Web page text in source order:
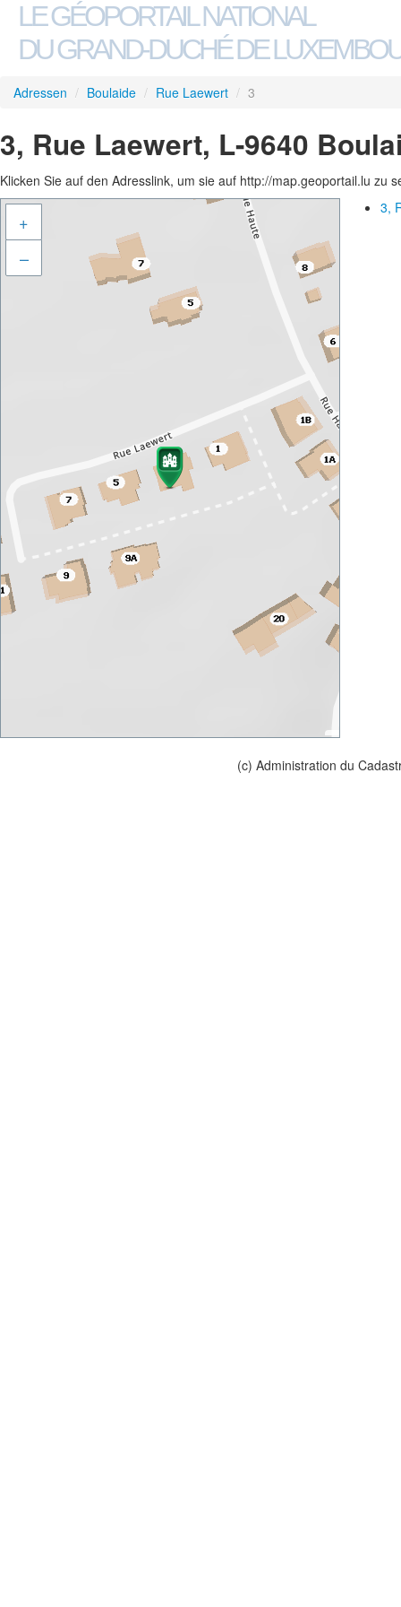
LE GÉOPORTAIL NATIONAL
DU GRAND-DUCHÉ DE
Adressen / Boulaide / Rue Laewert / 3
3, Rue Laewert, L-9640
Klicken Sie auf den Adresslink, um sie auf http://map.geoportail.lu zu
+
–
3,
(c) Administration du